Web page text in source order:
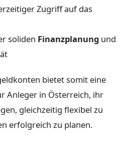
Zugriff auf das
soliden Finanzplanung und
bietet somit eine
Anleger in Österreich, ihr
gleichzeitig flexibel zu
erfolgreich zu planen.